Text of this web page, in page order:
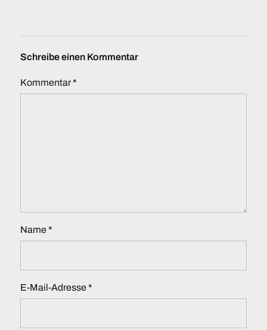
Schreibe einen Kommentar
Kommentar*
Name*
E-Mail-Adresse*